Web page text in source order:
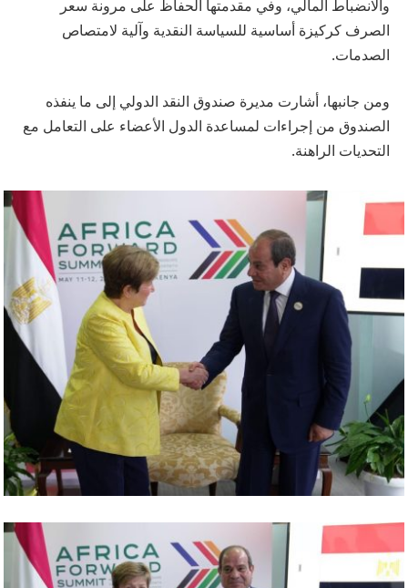
والانضباط المالي، وفي مقدمتها الحفاظ على مرونة سعر
الصرف كركيزة أساسية للسياسة النقدية وآلية لامتصاص
الصدمات.
ومن جانبها، أشارت مديرة صندوق النقد الدولي إلى ما ينفذه
الصندوق من إجراءات لمساعدة الدول الأعضاء على التعامل مع
التحديات الراهنة.